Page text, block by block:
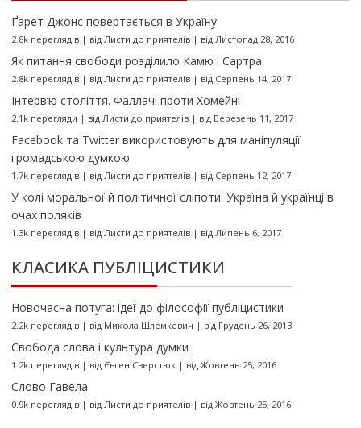
Ґарет Джонс повертається в Україну
2.8k переглядів| від Листи до приятелів| від Листопад 28, 2016
Як питання свободи розділило Камю і Сартра
2.8k переглядів| від Листи до приятелів| від Серпень 14, 2017
Інтерв’ю століття. Фаллачі проти Хомейні
2.1k перегляди | від Листи до приятелів| від Березень 11, 2017
Facebook та Twitter використовують для маніпуляції
громадською думкою
1.7k переглядів| від Листи до приятелів| від Серпень 12, 2017
У колі моральної й політичної сліпоти: Україна й українці в
очах поляків
1.3k переглядів| від Листи до приятелів| від Липень 6, 2017
КЛАСИКА ПУБЛІЦИСТИКИ
Новочасна потуга: ідеї до філософії публіцистики
2.2k переглядів| від Микола Шлемкевич | від Грудень 26, 2013
Свобода слова і культура думки
1.2k переглядів| від Євген Сверстюк| від Жовтень 25, 2016
Слово Гавела
0.9k переглядів| від Листи до приятелів| від Жовтень 25, 2016